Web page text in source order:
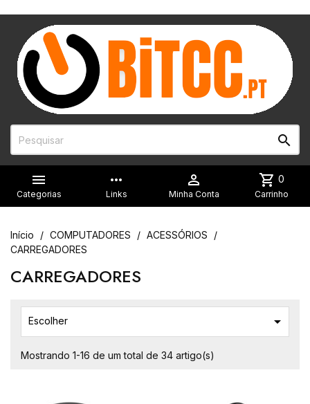


Categorias
more_horiz
Links

Minha Conta
shopping_cart 0
Carrinho
Início COMPUTADORES
ACESSÓRIOS
CARREGADORES
CARREGADORES
Escolher 
Mostrando 1-16 de um total de 34 artigo(s)